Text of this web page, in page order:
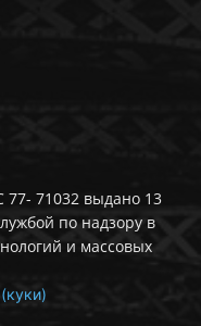
77- 71032 выдано 13
по надзору в
и массовых